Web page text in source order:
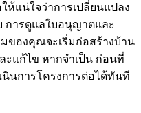
ห้แน่ใจว่าการเปลี่ยนแปลง
การดูแลใบอนุญาตและ
ของคุณจะเริ่มก่อสร้างบ้าน
ะแก้ไข หากจำเป็น ก่อนที่
นการโครงการต่อได้ทันที